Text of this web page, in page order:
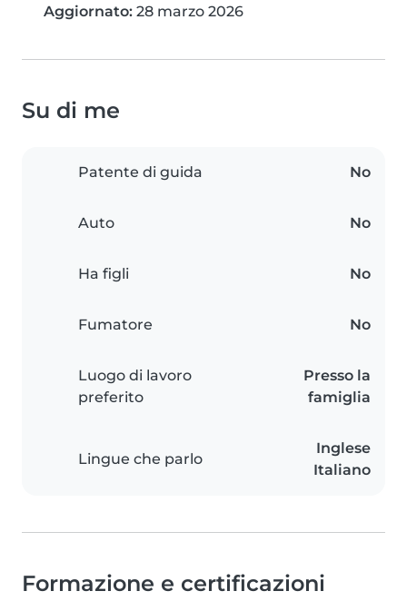
Aggiornato: 28 marzo 2026
Su di me
Patente di guida No
Auto No
Ha figli No
Fumatore No
Luogo di lavoro
preferito
Presso la
famiglia
Lingue che parlo
Inglese
Italiano
Formazione e certificazioni